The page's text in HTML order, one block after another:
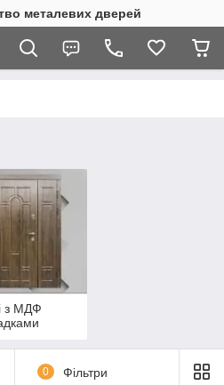
металевих дверей
з МДФ
0 Фільтри